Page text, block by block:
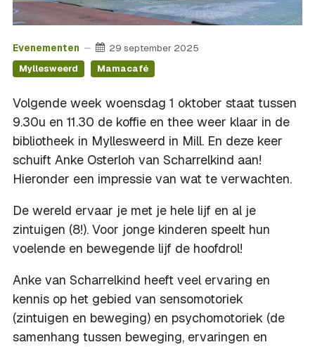
Evenementen 29 september 2025
Myllesweerd Mamacafé
Volgende week woensdag 1 oktober staat tussen
9.30u en 11.30 de koffie en thee weer klaar in de
bibliotheek in Myllesweerd in Mill. En deze keer
schuift Anke Osterloh van Scharrelkind aan!
Hieronder een impressie van wat te verwachten.
De wereld ervaar je met je hele lijf en al je
zintuigen (8!). Voor jonge kinderen speelt hun
voelende en bewegende lijf de hoofdrol!
Anke van Scharrelkind heeft veel ervaring en
kennis op het gebied van sensomotoriek
(zintuigen en beweging) en psychomotoriek (de
samenhang tussen beweging, ervaringen en